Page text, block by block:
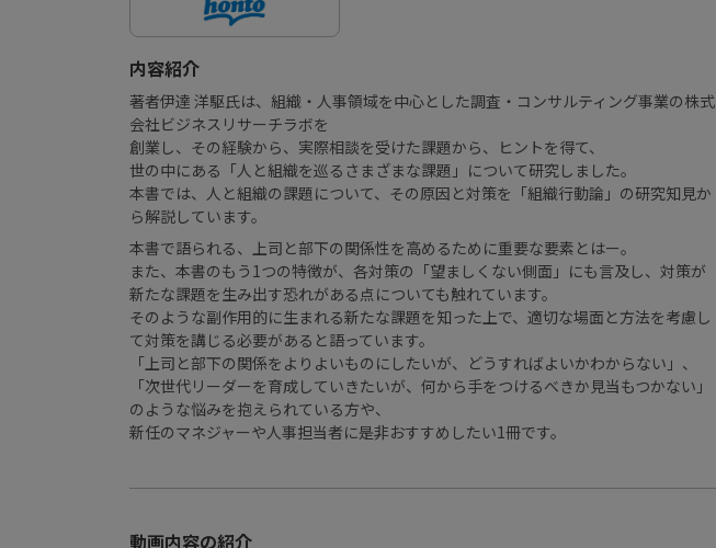
内容紹介
著者伊達 洋駆氏は、組織・人事領域を中心とした調査・コンサルティング事業の株式
会社ビジネスリサーチラボを
創業し、その経験から、実際相談を受けた課題から、ヒントを得て、
世の中にある「人と組織を巡るさまざまな課題」について研究しました。
本書では、人と組織の課題について、その原因と対策を「組織行動論」の研究知見か
ら解説しています。
本書で語られる、上司と部下の関係性を高めるために重要な要素とはー。
また、本書のもう1つの特徴が、各対策の「望ましくない側面」にも言及し、対策が
新たな課題を生み出す恐れがある点についても触れています。
そのような副作用的に生まれる新たな課題を知った上で、適切な場面と方法を考慮し
て対策を講じる必要があると語っています。
「上司と部下の関係をよりよいものにしたいが、どうすればよいかわからない」、
「次世代リーダーを育成していきたいが、何から手をつけるべきか見当もつかない」
のような悩みを抱えられている方や、
新任のマネジャーや人事担当者に是非おすすめしたい1冊です。
動画内容の紹介